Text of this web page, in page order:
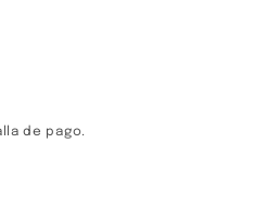
ó
de pago.